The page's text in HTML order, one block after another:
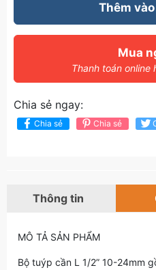
Thêm
Mua
Thanh toán online
Chia sẻ ngay:
Chia sẻ Chia sẻ
Thông tin
MÔ TẢ SẢN PHẨM
Bộ tuýp cần L 1/2” 10-24mm